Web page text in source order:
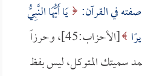
في القرآن: يَا أَيُّهَا النَّبِيُّ
[الأحزاب:45]، وحرزاً
سميتك المتوكل، ليس بفظ